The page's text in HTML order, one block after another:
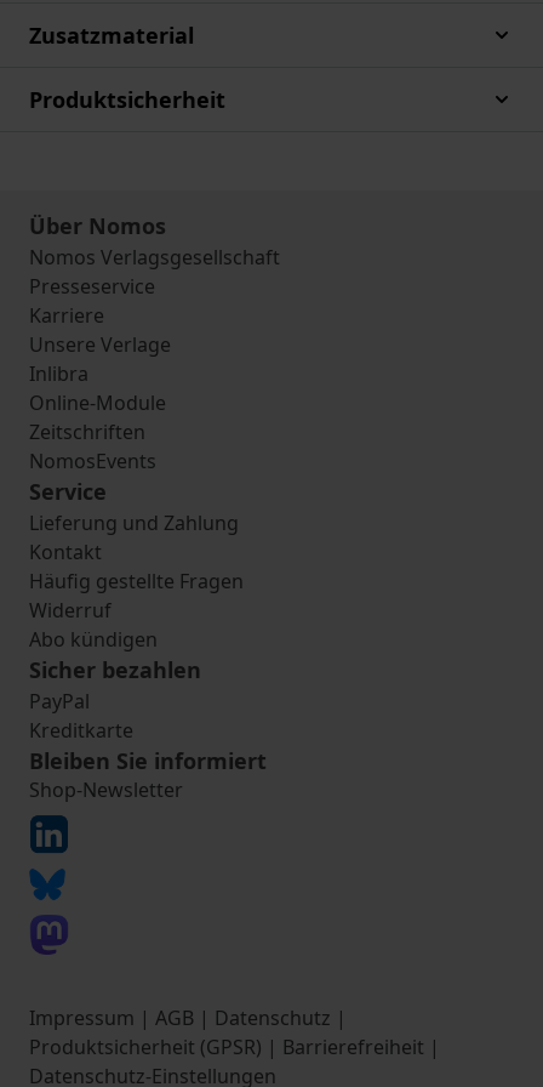
Zusatzmaterial
Produktsicherheit
Über Nomos
Nomos Verlagsgesellschaft
Presseservice
Karriere
Unsere Verlage
Inlibra
Online-Module
Zeitschriften
NomosEvents
Service
Lieferung und Zahlung
Kontakt
Häufig gestellte Fragen
Widerruf
Abo kündigen
Sicher bezahlen
PayPal
Kreditkarte
Bleiben Sie informiert
Shop-Newsletter
Impressum | AGB | Datenschutz |
Produktsicherheit (GPSR) | Barrierefreiheit |
Datenschutz-Einstellungen